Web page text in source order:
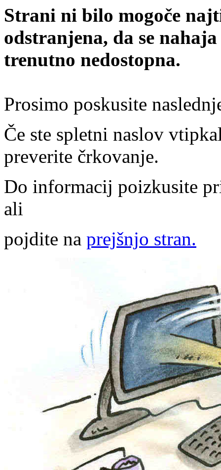
Strani ni bilo mogoče
odstranjena, da se
trenutno nedostopna.
Prosimo poskusite
Če ste spletni naslov
preverite črkovanje.
Do informacij poizkusite
ali
pojdite na prejšnjo stran.